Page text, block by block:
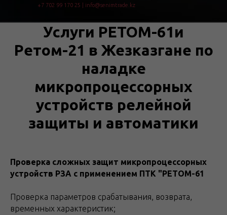
+7 702 99 170 25
info@senimtrade.kz
Услуги РЕТОМ-61и
Ретом-21 в Жезказгане по
наладке
микропроцессорных
устройств релейной
защиты и автоматики
Проверка сложных защит микропроцессорных
устройств РЗА с применением ПТК "РЕТОМ-61
Проверка параметров срабатывания, возврата,
временных характеристик;